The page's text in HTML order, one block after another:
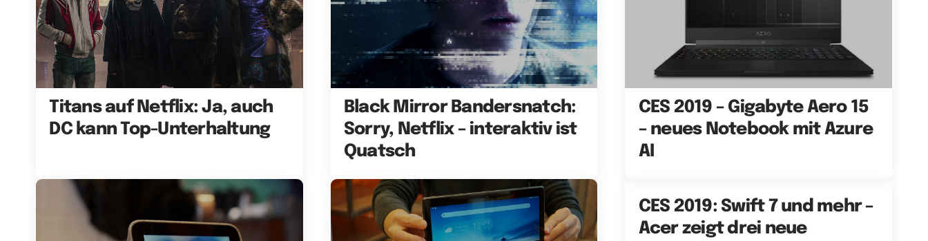
Titans auf Netflix: Ja, auch
DC kann Top-Unterhaltung
Black Mirror Bandersnatch:
Sorry, Netflix – interaktiv ist
Quatsch
CES 2019 – Gigabyte Aero 15
– neues Notebook mit Azure
AI
CES 2019: Swift 7 und mehr –
Acer zeigt drei neue